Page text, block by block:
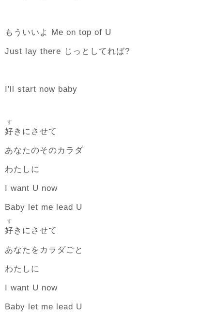
もういいよ Me on top of U
Just lay there じっとしてれば?
I'll start now baby
好
す
きにさせて
あなたのそのカラダ
わたしに
I want U now
Baby let me lead U
好
す
きにさせて
あなたをカラダごと
わたしに
I want U now
Baby let me lead U